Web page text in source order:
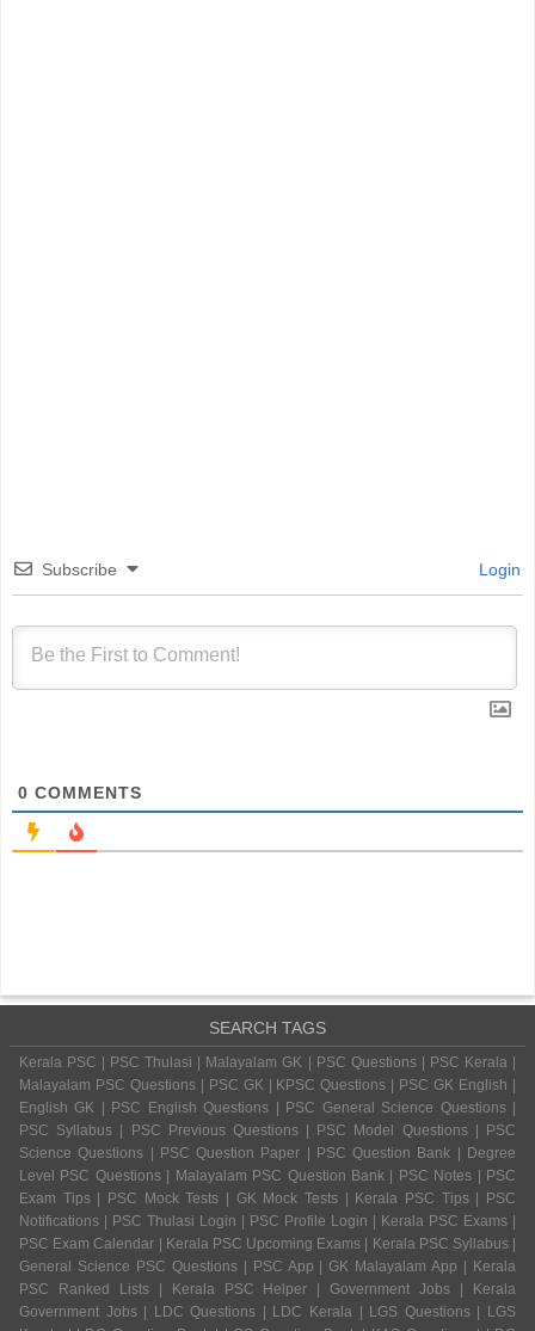
Subscribe Login
0 COMMENTS
SEARCH TAGS
Kerala PSC | PSC Thulasi | Malayalam GK | PSC Questions | PSC Kerala |
Malayalam PSC Questions | PSC GK | KPSC Questions | PSC GK English |
English GK | PSC English Questions | PSC General Science Questions |
PSC Syllabus | PSC Previous Questions | PSC Model Questions | PSC
Science Questions | PSC Question Paper | PSC Question Bank | Degree
Level PSC Questions | Malayalam PSC Question Bank | PSC Notes | PSC
Exam Tips | PSC Mock Tests | GK Mock Tests | Kerala PSC Tips | PSC
Notifications | PSC Thulasi Login | PSC Profile Login | Kerala PSC Exams |
PSC Exam Calendar | Kerala PSC Upcoming Exams | Kerala PSC Syllabus |
General Science PSC Questions | PSC App | GK Malayalam App | Kerala
PSC Ranked Lists | Kerala PSC Helper | Government Jobs | Kerala
Government Jobs | LDC Questions | LDC Kerala | LGS Questions | LGS